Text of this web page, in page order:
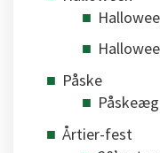
Påske
Påskeæg
Årtier-fest